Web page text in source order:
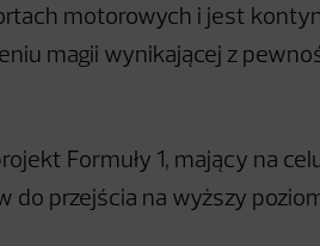
motorowych i jest
magii wynikającej z
Formuły 1, mający na
przejścia na wyższy